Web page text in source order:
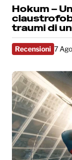
Hokum –
traumi di
Recensioni 7